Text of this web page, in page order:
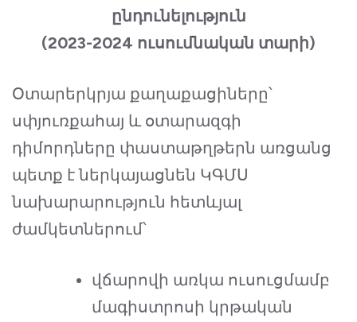
ընդունելություն
(2023-2024 ուսումնական տարի)
Օտարերկրյա քաղաքացիները՝
սփյուռքահայ և օտարազգի
դիմորդները փաստաթղթերն առցանց
պետք է ներկայացնեն ԿԳՄՍ
նախարարություն հետևյալ
ժամկետներում՝
վճարովի առկա ուսուցմամբ
մագիստրոսի կրթական